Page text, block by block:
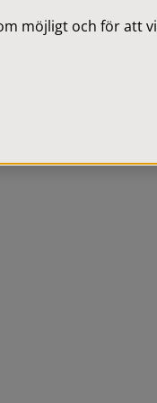
möjligt och för att vi